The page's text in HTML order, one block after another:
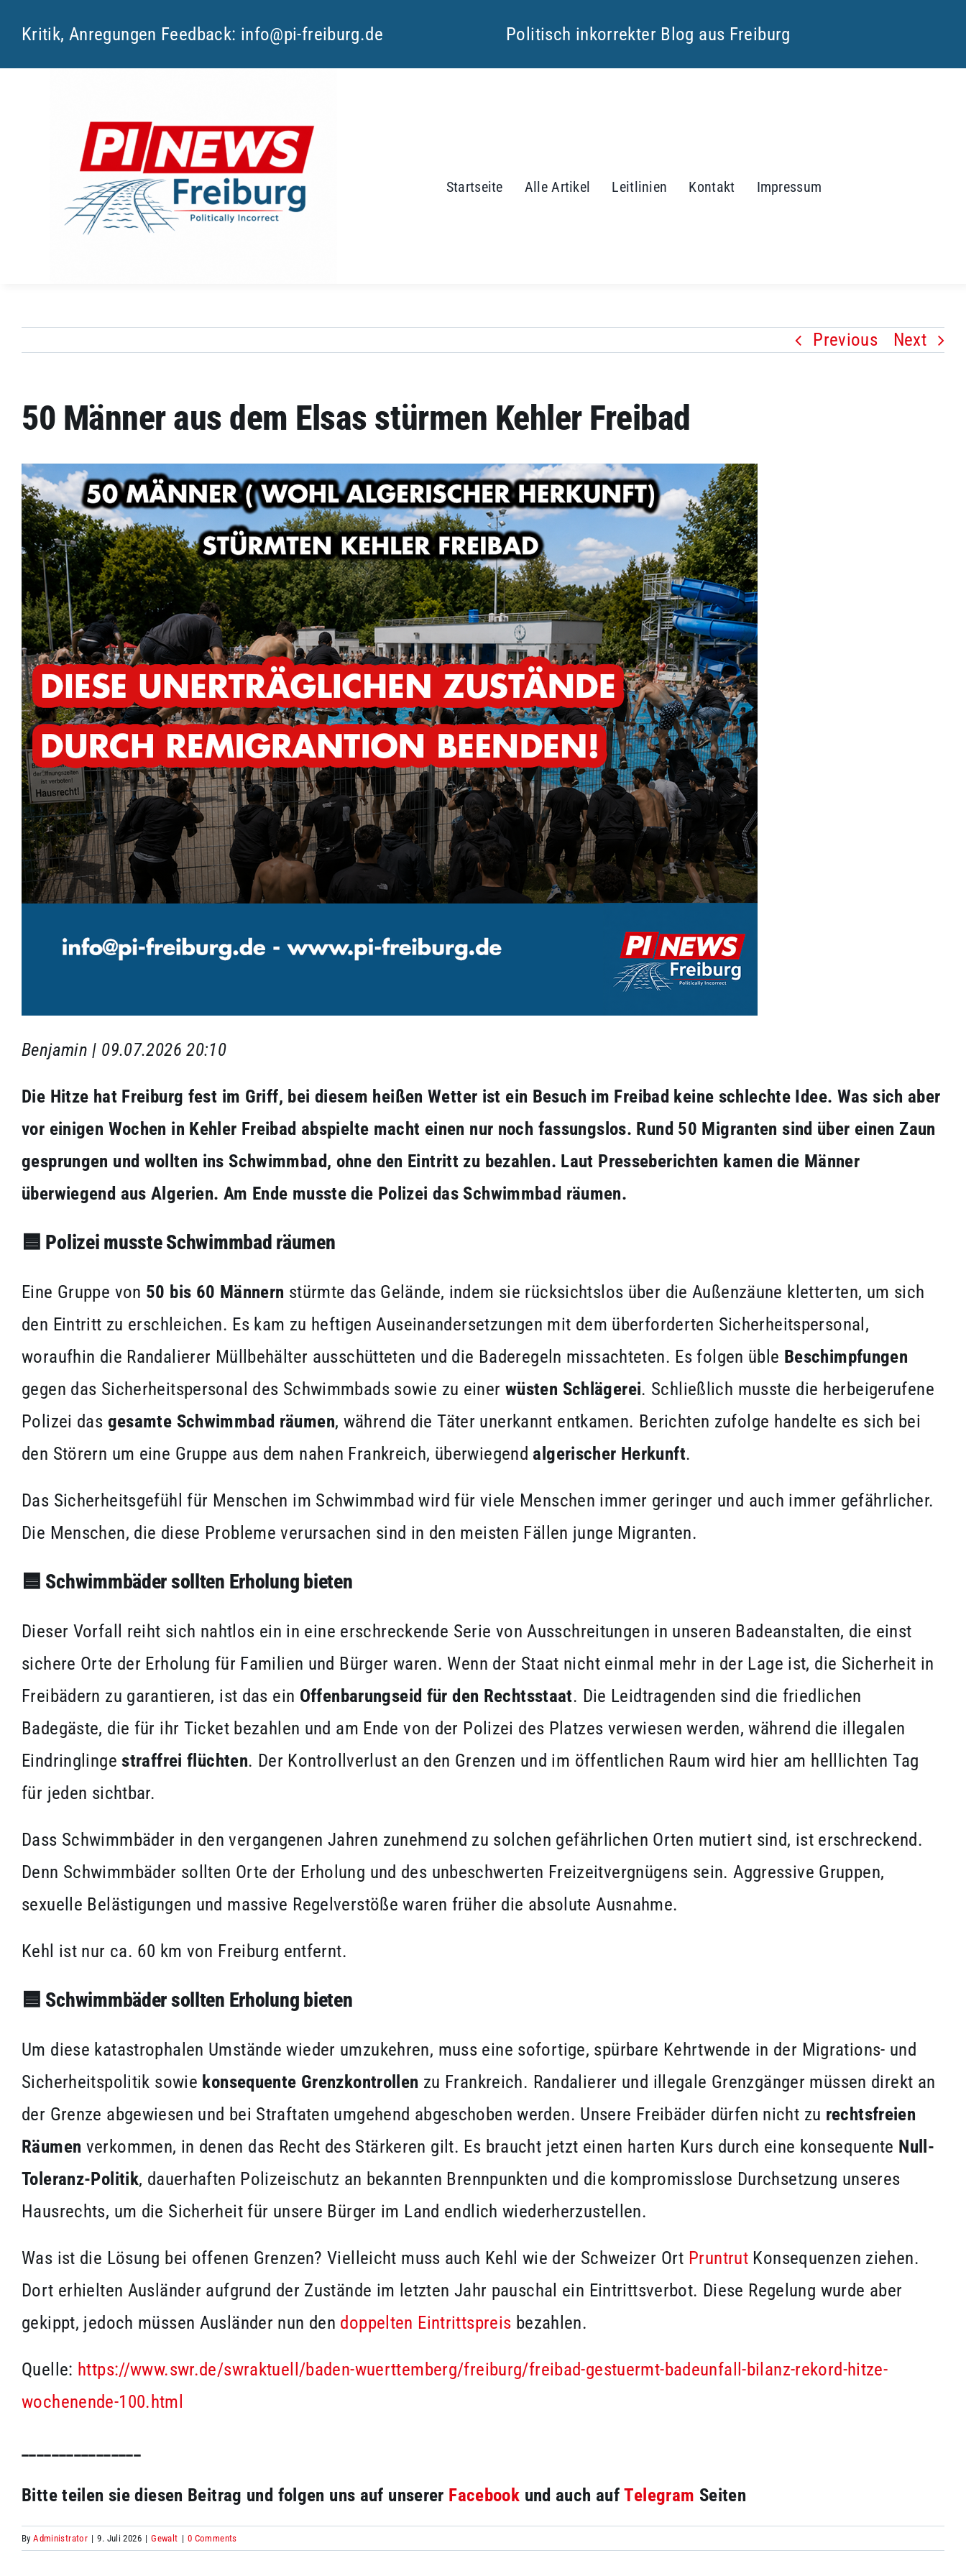
Kritik, Anregungen Feedback: info@pi-freiburg.de Politisch inkorrekter Blog aus Freiburg
Startseite Alle Artikel Leitlinien Kontakt Impressum
Previous Next
50 Männer aus dem Elsas stürmen Kehler Freibad
Benjamin | 09.07.2026 20:10
Die Hitze hat Freiburg fest im Griff, bei diesem heißen Wetter ist ein Besuch im Freibad keine schlechte Idee. Was sich aber
vor einigen Wochen in Kehler Freibad abspielte macht einen nur noch fassungslos. Rund 50 Migranten sind über einen Zaun
gesprungen und wollten ins Schwimmbad, ohne den Eintritt zu bezahlen. Laut Presseberichten kamen die Männer
überwiegend aus Algerien. Am Ende musste die Polizei das Schwimmbad räumen.
🟦 Polizei musste Schwimmbad räumen
Eine Gruppe von 50 bis 60 Männern stürmte das Gelände, indem sie rücksichtslos über die Außenzäune kletterten, um sich
den Eintritt zu erschleichen. Es kam zu heftigen Auseinandersetzungen mit dem überforderten Sicherheitspersonal,
woraufhin die Randalierer Müllbehälter ausschütteten und die Baderegeln missachteten. Es folgen üble Beschimpfungen
gegen das Sicherheitspersonal des Schwimmbads sowie zu einer wüsten Schlägerei. Schließlich musste die herbeigerufene
Polizei das gesamte Schwimmbad räumen, während die Täter unerkannt entkamen. Berichten zufolge handelte es sich bei
den Störern um eine Gruppe aus dem nahen Frankreich, überwiegend algerischer Herkunft.
Das Sicherheitsgefühl für Menschen im Schwimmbad wird für viele Menschen immer geringer und auch immer gefährlicher.
Die Menschen, die diese Probleme verursachen sind in den meisten Fällen junge Migranten.
🟦 Schwimmbäder sollten Erholung bieten
Dieser Vorfall reiht sich nahtlos ein in eine erschreckende Serie von Ausschreitungen in unseren Badeanstalten, die einst
sichere Orte der Erholung für Familien und Bürger waren. Wenn der Staat nicht einmal mehr in der Lage ist, die Sicherheit in
Freibädern zu garantieren, ist das ein Offenbarungseid für den Rechtsstaat. Die Leidtragenden sind die friedlichen
Badegäste, die für ihr Ticket bezahlen und am Ende von der Polizei des Platzes verwiesen werden, während die illegalen
Eindringlingestraffrei flüchten. Der Kontrollverlust an den Grenzen und im öffentlichen Raum wird hier am helllichten Tag
für jeden sichtbar.
Dass Schwimmbäder in den vergangenen Jahren zunehmend zu solchen gefährlichen Orten mutiert sind, ist erschreckend.
Denn Schwimmbäder sollten Orte der Erholung und des unbeschwerten Freizeitvergnügens sein. Aggressive Gruppen,
sexuelle Belästigungen und massive Regelverstöße waren früher die absolute Ausnahme.
Kehl ist nur ca. 60 km von Freiburg entfernt.
🟦 Schwimmbäder sollten Erholung bieten
Um diese katastrophalen Umstände wieder umzukehren, muss eine sofortige, spürbare Kehrtwende in der Migrations- und
Sicherheitspolitik sowie konsequente Grenzkontrollen zu Frankreich. Randalierer und illegale Grenzgänger müssen direkt an
der Grenze abgewiesen und bei Straftaten umgehend abgeschoben werden. Unsere Freibäder dürfen nicht zu rechtsfreien
Räumen verkommen, in denen das Recht des Stärkeren gilt. Es braucht jetzt einen harten Kurs durch eine konsequente Null-
Toleranz-Politik, dauerhaften Polizeischutz an bekannten Brennpunkten und die kompromisslose Durchsetzung unseres
Hausrechts, um die Sicherheit für unsere Bürger im Land endlich wiederherzustellen.
Was ist die Lösung bei offenen Grenzen? Vielleicht muss auch Kehl wie der Schweizer Ort Pruntrut Konsequenzen ziehen.
Dort erhielten Ausländer aufgrund der Zustände im letzten Jahr pauschal ein Eintrittsverbot. Diese Regelung wurde aber
gekippt, jedoch müssen Ausländer nun den doppelten Eintrittspreis bezahlen.
Quelle: https://www.swr.de/swraktuell/baden-wuerttemberg/freiburg/freibad-gestuermt-badeunfall-bilanz-rekord-hitze-
wochenende-100.html
Bitte teilen sie diesen Beitrag und folgen uns auf unserer Facebook und auch aufTelegram Seiten
ByAdministrator | 9. Juli 2026 | Gewalt | 0 Comments